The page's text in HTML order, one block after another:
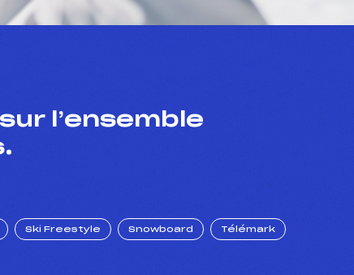
l’ensemble
Ski Freestyle Snowboard Télémark